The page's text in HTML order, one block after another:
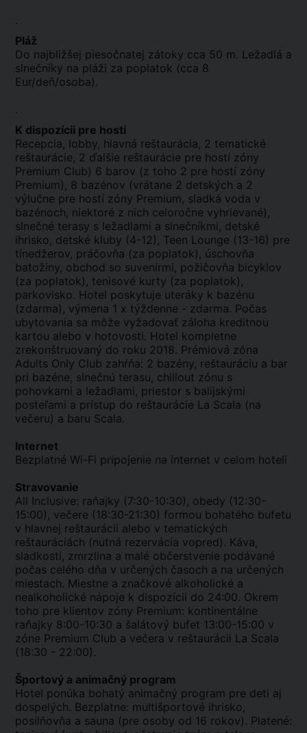
.
Pláž
Do najbližšej piesočnatej zátoky cca 50 m. Ležadlá a
slnečníky na pláži za poplatok (cca 8
Eur/deň/osoba).
.
K dispozícii pre hostí
Recepcia, lobby, hlavná reštaurácia, 2 tematické
reštaurácie, 2 ďalšie reštaurácie pre hostí zóny
Premium Club) 6 barov (z toho 2 pre hostí zóny
Premium), 8 bazénov (vrátane 2 detských a 2
výlučne pre hostí zóny Premium, sladká voda v
bazénoch, niektoré z nich celoročne vyhrievané),
slnečné terasy s ležadlami a slnečníkmi, detské
ihrisko, detské kluby (4-12), Teen Lounge (13-16) pre
tínedžerov, práčovňa (za poplatok), úschovňa
batožiny, obchod so suvenírmi, požičovňa bicyklov
(za poplatok), tenisové kurty (za poplatok),
parkovisko. Hotel poskytuje uteráky k bazénu
(zdarma), výmena 1 x týždenne - zdarma. Počas
ubytovania sa môže vyžadovať záloha kreditnou
kartou alebo v hotovosti. Hotel kompletne
zrekonštruovaný do roku 2018. Prémiová zóna
Adults Only Club zahŕňa: 2 bazény, reštauráciu a bar
pri bazéne, slnečnú terasu, chillout zónu s
pohovkami a ležadlami, priestor s balijskými
posteľami a prístup do reštaurácie La Scala (na
večeru) a baru Scala.
Internet
Bezplatné Wi-Fi pripojenie na internet v celom hoteli
Stravovanie
All Inclusive: raňajky (7:30-10:30), obedy (12:30-
15:00), večere (18:30-21:30) formou bohatého bufetu
v hlavnej reštaurácii alebo v tematických
reštauráciách (nutná rezervácia vopred). Káva,
sladkosti, zmrzlina a malé občerstvenie podávané
počas celého dňa v určených časoch a na určených
miestach. Miestne a značkové alkoholické a
nealkoholické nápoje k dispozícii do 24:00. Okrem
toho pre klientov zóny Premium: kontinentálne
raňajky 8:00-10:30 a šalátový bufet 13:00-15:00 v
zóne Premium Club a večera v reštaurácii La Scala
(18:30 - 22:00).
Športový a animačný program
Hotel ponúka bohatý animačný program pre deti aj
dospelých. Bezplatne: multišportové ihrisko,
posilňovňa a sauna (pre osoby od 16 rokov). Platené: